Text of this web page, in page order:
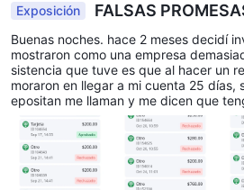
Exposición
FALSAS
S
Buenas noches. hace 2 meses decidí invertir con suxxessfx, se
mostraron como una empresa
sistencia que tuve es que al hacer un
moraron en llegar a mi cuenta 25 días,
epositan me llaman y me dicen que
el oro en ese momento iba a subir, y si
pero aunque no tuviese pérdidas en
sible por mi tipo de cuenta, 15 días
que mi margen está demasiado bajo y
conseguir 6000mil dólares para